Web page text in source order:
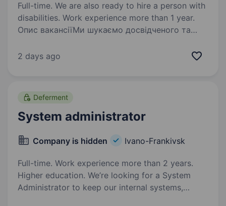
Full-time. We are also ready to hire a person with
disabilities. Work experience more than 1 year.
Опис вакансіїМи шукаємо досвідченого та
який здатен професійно керувати IT-
2 days ago
Deferment
System administrator
Company is hidden Ivano-Frankivsk
Full-time. Work experience more than 2 years.
Higher education. We’re looking for a System
Administrator to keep our internal systems,